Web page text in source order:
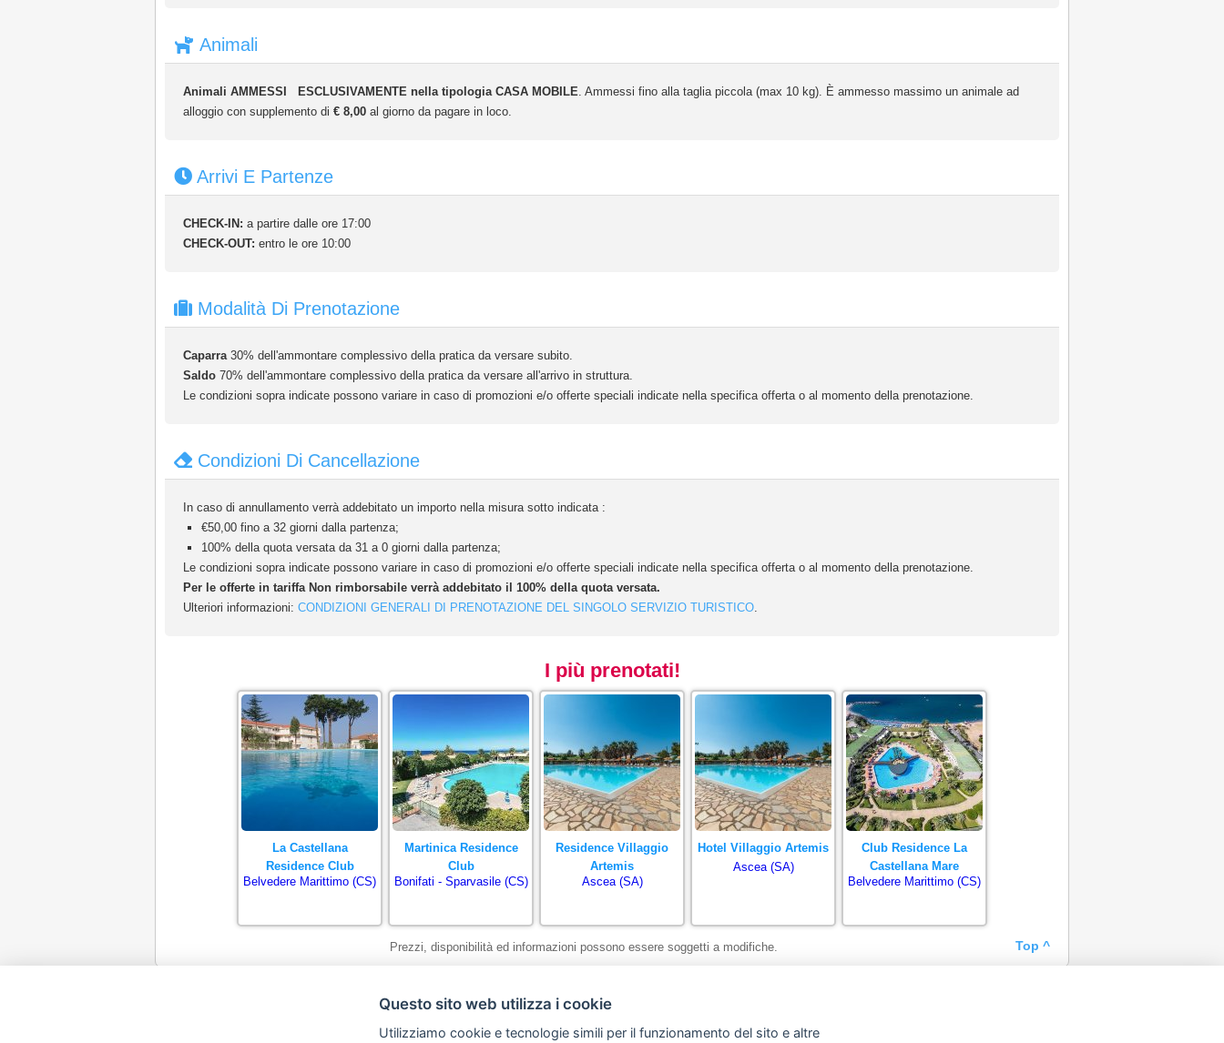
Animali
Animali AMMESSI ESCLUSIVAMENTE nella tipologia CASA MOBILE. Ammessi fino alla taglia piccola (max 10 kg). È ammesso massimo un animale ad
alloggio con supplemento di € 8,00 al giorno da pagare in loco.
Arrivi E Partenze
CHECK-IN: a partire dalle ore 17:00
CHECK-OUT: entro le ore 10:00
Modalità Di Prenotazione
Caparra 30% dell'ammontare complessivo della pratica da versare subito.
Saldo 70% dell'ammontare complessivo della pratica da versare all'arrivo in struttura.
Le condizioni sopra indicate possono variare in caso di promozioni e/o offerte speciali indicate nella specifica offerta o al momento della prenotazione.
Condizioni Di Cancellazione
In caso di annullamento verrà addebitato un importo nella misura sotto indicata :
€50,00 fino a 32 giorni dalla partenza;
100% della quota versata da 31 a 0 giorni dalla partenza;
Le condizioni sopra indicate possono variare in caso di promozioni e/o offerte speciali indicate nella specifica offerta o al momento della prenotazione.
Per le offerte in tariffa Non rimborsabile verrà addebitato il 100% della quota versata.
Ulteriori informazioni: CONDIZIONI GENERALI DI PRENOTAZIONE DEL SINGOLO SERVIZIO TURISTICO.
I più prenotati!
La Castellana
Residence Club
Belvedere Marittimo (CS)
Martinica Residence
Club
Bonifati - Sparvasile (CS)
Residence Villaggio
Artemis
Ascea (SA)
Hotel Villaggio Artemis
Ascea (SA)
Club Residence La
Castellana Mare
Belvedere Marittimo (CS)
Top ^
Prezzi, disponibilità ed informazioni possono essere soggetti a modifiche.
Home Privacy policy Avviso Legale
Copyright © Tutti i diritti sono riservati
Questo sito web utilizza i cookie
Utilizziamo cookie e tecnologie simili per il funzionamento del sito e altre